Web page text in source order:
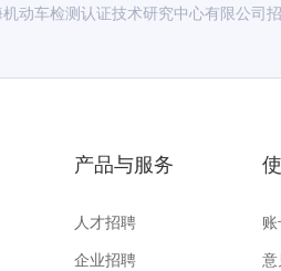
机动车检测认证技术研究中心有限公司
产品与服务
人才招聘
企业招聘